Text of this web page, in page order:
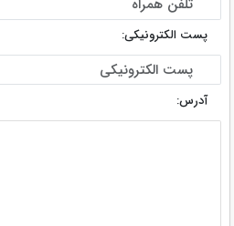
پست الکترونیکی:
آدرس: